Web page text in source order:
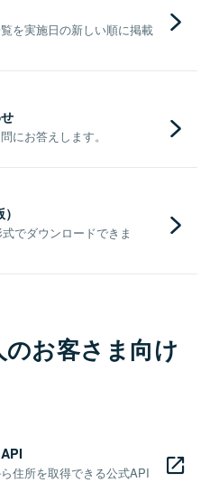
を実施日の新しい順に掲載
にお答えします。
でダウンロードできま
お客さま向け
住所を取得できる公式API